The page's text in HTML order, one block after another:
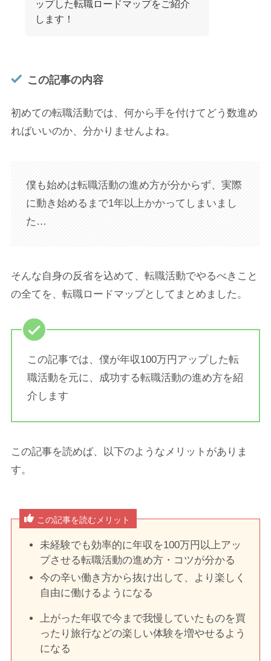
ップした転職ロードマップをご紹介
します！
この記事の内容
初めての転職活動では、何から手を付けてどう数進め
ればいいのか、分かりませんよね。
僕も始めは転職活動の進め方が分からず、実際
に動き始めるまで1年以上かかってしまいまし
た…
そんな自身の反省を込めて、転職活動でやるべきこと
の全てを、転職ロードマップとしてまとめました。
この記事では、僕が年収100万円アップした転
職活動を元に、成功する転職活動の進め方を紹
介します
この記事を読めば、以下のようなメリットがありま
す。
この記事を読むメリット
未経験でも効率的に年収を100万円以上アッ
プさせる転職活動の進め方・コツが分かる
今の辛い働き方から抜け出して、より楽しく
自由に働けるようになる
上がった年収で今まで我慢していたものを買
ったり旅行などの楽しい体験を増やせるよう
になる